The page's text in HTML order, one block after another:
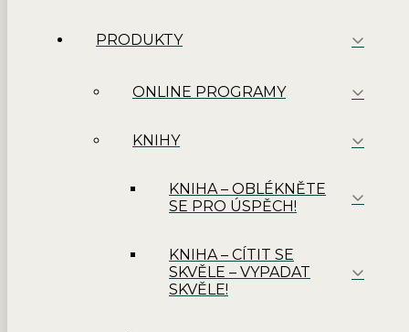
PRODUKTY
ONLINE PROGRAMY
KNIHY
KNIHA – OBLÉKNĚTE
SE PRO ÚSPĚCH!
KNIHA – CÍTIT SE
SKVĚLE – VYPADAT
SKVĚLE!